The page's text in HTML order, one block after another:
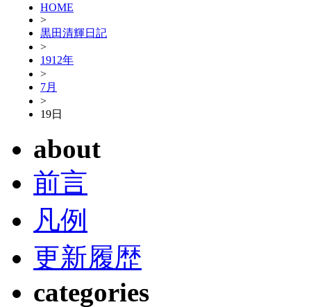
HOME
>
黒田清輝日記
>
1912年
>
7月
>
19日
about
前言
凡例
更新履歴
categories